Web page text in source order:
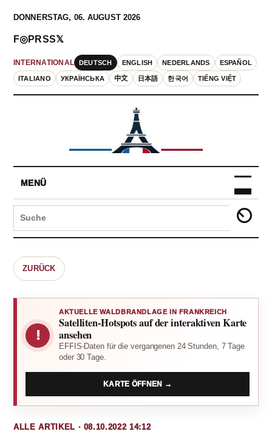
DONNERSTAG, 06. AUGUST 2026
INTERNATIONAL DEUTSCH ENGLISH NEDERLANDS ESPAÑOL
ITALIANO УКРАЇНСЬКА 中文 日本語 한국어 TIẾNG VIỆT
F◎PRSS𝕏
MENÜ
ZURÜCK
!
AKTUELLE WALDBRANDLAGE IN FRANKREICH
Satelliten-Hotspots auf der interaktiven Karte
ansehen
EFFIS-Daten für die vergangenen 24 Stunden, 7 Tage
oder 30 Tage.
KARTE ÖFFNEN →
ALLE ARTIKEL · 08.10.2022 14:12